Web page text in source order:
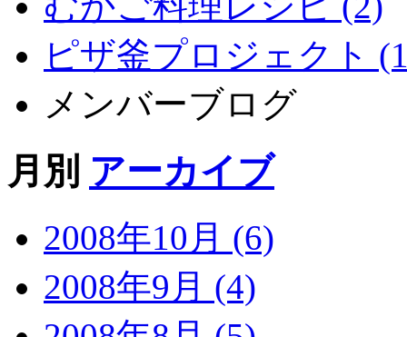
ピザ釜プロジェクト
メンバーブログ
月別 アーカイブ
2008年10月 (6)
2008年9月 (4)